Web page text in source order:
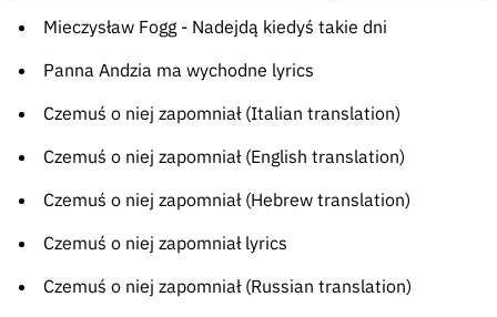
Mieczysław Fogg - Nadejdą kiedyś takie dni
Panna Andzia ma wychodne lyrics
Czemuś o niej zapomniał (Italian translation)
Czemuś o niej zapomniał (English translation)
Czemuś o niej zapomniał (Hebrew translation)
Czemuś o niej zapomniał lyrics
Czemuś o niej zapomniał (Russian translation)